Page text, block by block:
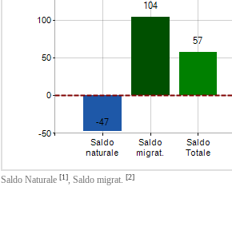
Saldo Naturale [1], Saldo migrat. [2]